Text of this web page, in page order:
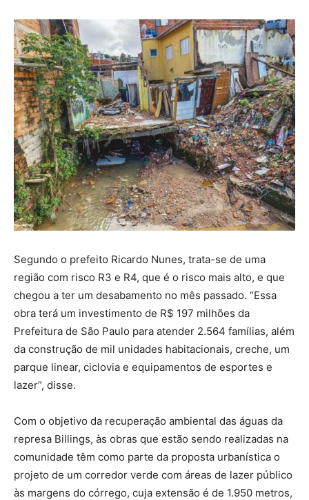
Segundo o prefeito Ricardo Nunes, trata-se de uma
região com risco R3 e R4, que é o risco mais alto, e que
chegou a ter um desabamento no mês passado. “Essa
obra terá um investimento de R$ 197 milhões da
Prefeitura de São Paulo para atender 2.564 famílias, além
da construção de mil unidades habitacionais, creche, um
parque linear, ciclovia e equipamentos de esportes e
lazer”, disse.
Com o objetivo da recuperação ambiental das águas da
represa Billings, às obras que estão sendo realizadas na
comunidade têm como parte da proposta urbanística o
projeto de um corredor verde com áreas de lazer público
às margens do córrego, cuja extensão é de 1.950 metros,